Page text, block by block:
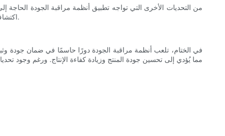
من التحديات الأخرى التي تواجه تطبيق أنظمة مراقبة الجودة
اكتشاف العيوب ومنعها. بالإضافة إلى ذلك، قد يحتاج المصنّعون إلى الاستثمار في تدريب الموظفين لضمان كفاءتهم في استخدام أنظمة مراقبة الجودة بفعالية.
في الختام، تلعب أنظمة مراقبة الجودة دورًا حاسمًا في ضمان جودة
مما يُؤدي إلى تحسين جودة المنتج وزيادة كفاءة الإنتاج. ورغم وجود